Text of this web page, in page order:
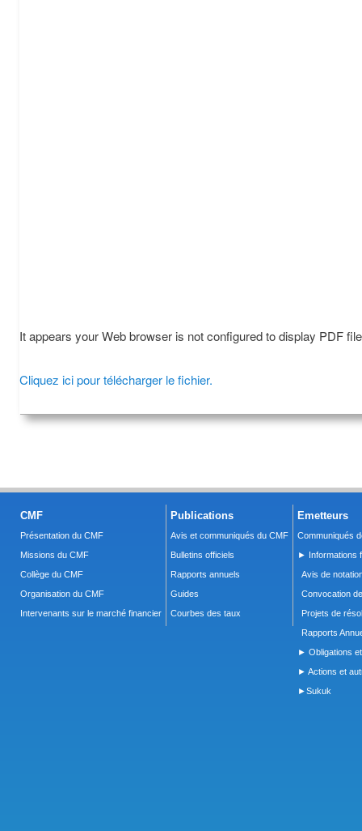
It appears your Web browser is not configured to display PDF
Cliquez ici pour télécharger le fichier.
CMF
Présentation du CMF
Missions du CMF
Collège du CMF
Organisation du CMF
Intervenants sur le marché financier
Publications
Avis et communiqués du CMF
Bulletins officiels
Rapports annuels
Guides
Courbes des taux
Emetteurs
Communiqués
► Informations
Avis de
Convocation
Projets de
Rapports
► Obligations
► Actions et
►Sukuk